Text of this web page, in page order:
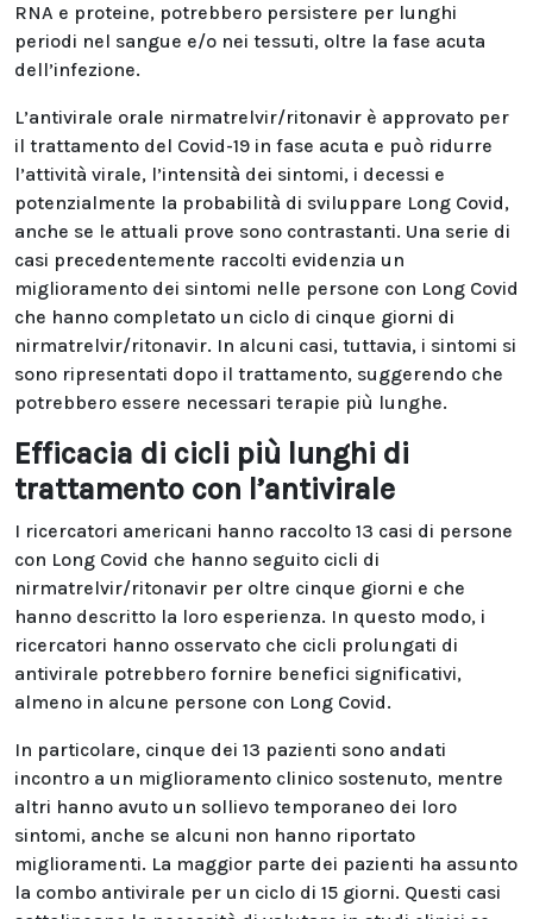
RNA e proteine, potrebbero persistere per lunghi
periodi nel sangue e/o nei tessuti, oltre la fase acuta
dell’infezione.
L’antivirale orale nirmatrelvir/ritonavir è approvato per
il trattamento del Covid-19 in fase acuta e può ridurre
l’attività virale, l’intensità dei sintomi, i decessi e
potenzialmente la probabilità di sviluppare Long Covid,
anche se le attuali prove sono contrastanti. Una serie di
casi precedentemente raccolti evidenzia un
miglioramento dei sintomi nelle persone con Long Covid
che hanno completato un ciclo di cinque giorni di
nirmatrelvir/ritonavir. In alcuni casi, tuttavia, i sintomi si
sono ripresentati dopo il trattamento, suggerendo che
potrebbero essere necessari terapie più lunghe.
Efficacia di cicli più lunghi di
trattamento con l’antivirale
I ricercatori americani hanno raccolto 13 casi di persone
con Long Covid che hanno seguito cicli di
nirmatrelvir/ritonavir per oltre cinque giorni e che
hanno descritto la loro esperienza. In questo modo, i
ricercatori hanno osservato che cicli prolungati di
antivirale potrebbero fornire benefici significativi,
almeno in alcune persone con Long Covid.
In particolare, cinque dei 13 pazienti sono andati
incontro a un miglioramento clinico sostenuto, mentre
altri hanno avuto un sollievo temporaneo dei loro
sintomi, anche se alcuni non hanno riportato
miglioramenti. La maggior parte dei pazienti ha assunto
la combo antivirale per un ciclo di 15 giorni. Questi casi